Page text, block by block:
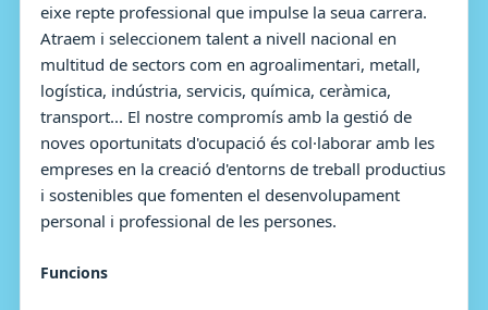
eixe repte professional que impulse la seua carrera.
Atraem i seleccionem talent a nivell nacional en
multitud de sectors com en agroalimentari, metall,
logística, indústria, servicis, química, ceràmica,
transport... El nostre compromís amb la gestió de
noves oportunitats d'ocupació és col·laborar amb les
empreses en la creació d'entorns de treball productius
i sostenibles que fomenten el desenvolupament
personal i professional de les persones.
Funcions